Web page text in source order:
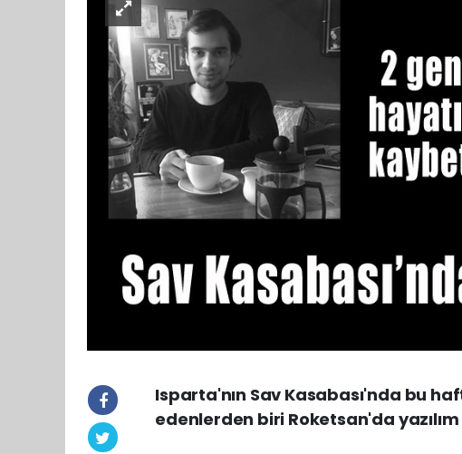
Isparta'nın Sav Kasabası'nda bu
edenlerden biri Roketsan'da